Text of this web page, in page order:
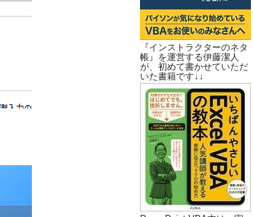
『インストラクターのネタ
帳』を運営する伊藤潔人
が、初めて書かせていただ
いた書籍です↓↓